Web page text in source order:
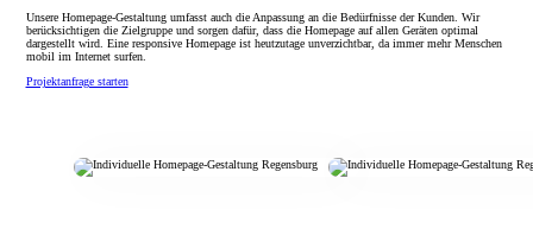
Unsere Homepage-Gestaltung umfasst auch die Anpassung an die Bedürfnisse der Kunden. Wir
berücksichtigen die Zielgruppe und sorgen dafür, dass die Homepage auf allen Geräten optimal
dargestellt wird. Eine responsive Homepage ist heutzutage unverzichtbar, da immer mehr Menschen
mobil im Internet surfen.
Projektanfrage starten